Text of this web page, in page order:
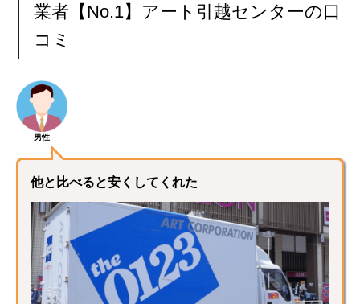
業者【No.1】アート引越センターの口
コミ
男性
他と比べると安くしてくれた